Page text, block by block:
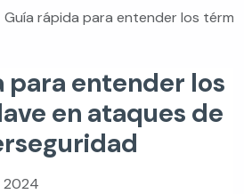
Guía rápida para entender los
para entender los
en ataques de
2024